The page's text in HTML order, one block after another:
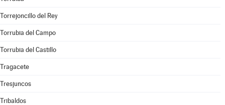
Torrejoncillo del Rey
Torrubia del Campo
Torrubia del Castillo
Tragacete
Tresjuncos
Tribaldos